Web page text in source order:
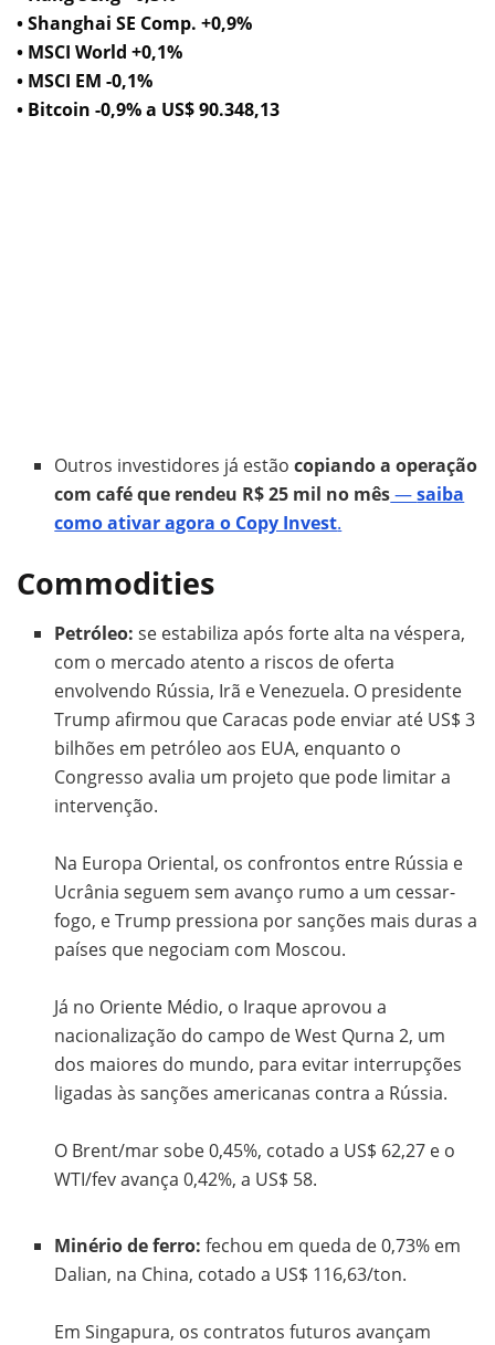
• Shanghai SE Comp. +0,9%
• MSCI World +0,1%
• MSCI EM -0,1%
• Bitcoin -0,9% a US$ 90.348,13
Outros investidores já estão copiando a operação
com café que rendeu R$ 25 mil no mês—saiba
como ativar agora o Copy Invest.
Commodities
Petróleo: se estabiliza após forte alta na véspera,
com o mercado atento a riscos de oferta
envolvendo Rússia, Irã e Venezuela. O presidente
Trump afirmou que Caracas pode enviar até US$ 3
bilhões em petróleo aos EUA, enquanto o
Congresso avalia um projeto que pode limitar a
intervenção.
Na Europa Oriental, os confrontos entre Rússia e
Ucrânia seguem sem avanço rumo a um cessar-
fogo, e Trump pressiona por sanções mais duras a
países que negociam com Moscou.
Já no Oriente Médio, o Iraque aprovou a
nacionalização do campo de West Qurna 2, um
dos maiores do mundo, para evitar interrupções
ligadas às sanções americanas contra a Rússia.
O Brent/mar sobe 0,45%, cotado a US$ 62,27 e o
WTI/fev avança 0,42%, a US$ 58.
Minério de ferro: fechou em queda de 0,73% em
Dalian, na China, cotado a US$ 116,63/ton.
Em Singapura, os contratos futuros avançam